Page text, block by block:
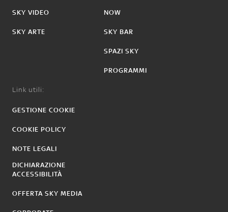
SKY VIDEO
SKY ARTE
NOW
SKY BAR
SPAZI SKY
PROGRAMMI
Link utili:
GESTIONE COOKIE
COOKIE POLICY
NOTE LEGALI
DICHIARAZIONE
ACCESSIBILITÀ
OFFERTA SKY MEDIA